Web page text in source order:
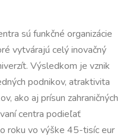
sú funkčné organizácie
vytvárajú celý inovačný
Výsledkom je vznik
podnikov, atraktivita
ako aj prísun zahraničných
centra podieľať
roku vo výške 45-tisíc eur